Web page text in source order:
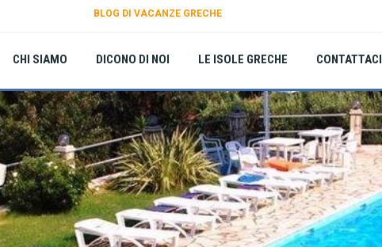
BLOG DI VACANZE GRECHE
CHI SIAMO DICONO DI NOI LE ISOLE GRECHE CONTATTACI